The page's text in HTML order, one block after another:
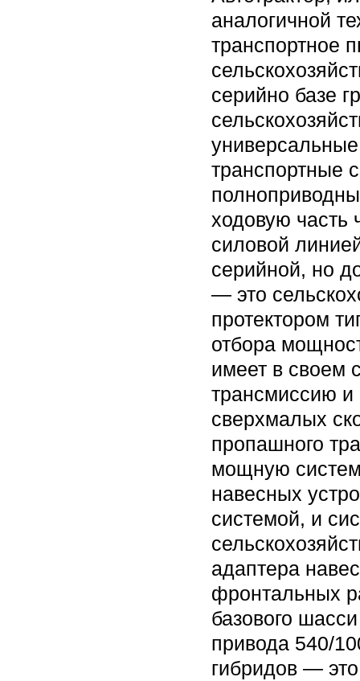
аналогичной
транспортное
серийно базе
транспортные
ходовую часть
силовой
серийной, но
— это
протектором
отбора
имеет в своем
трансмиссию
сверхмалых
пропашного
мощную
навесных
системой, и
адаптера
фронтальных
базового
привода 540/
гибридов —